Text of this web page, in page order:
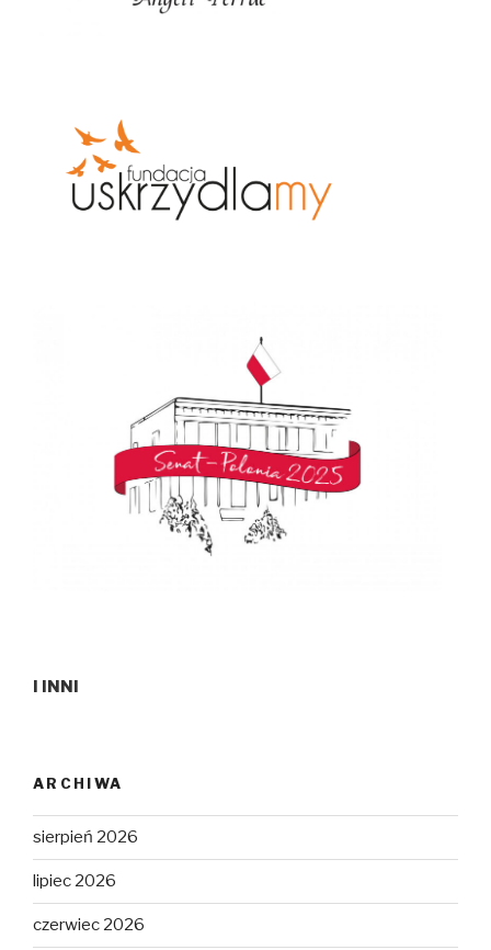
I INNI
ARCHIWA
sierpień 2026
lipiec 2026
czerwiec 2026